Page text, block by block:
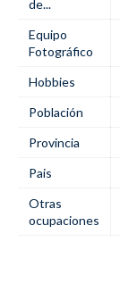
de...
Equipo
Fotográfico
Hobbies
Población
Provincia
Pais
Otras
ocupaciones